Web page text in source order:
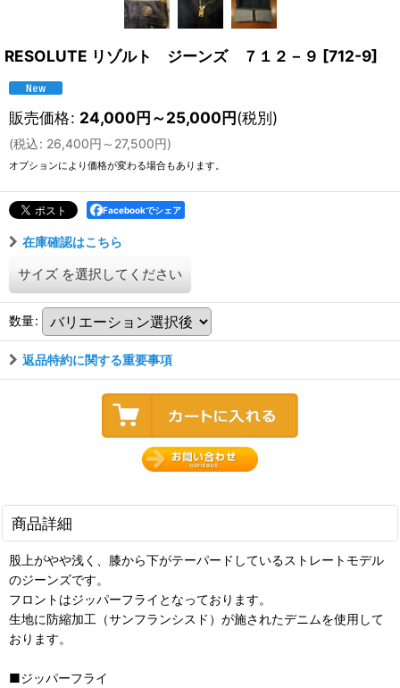
RESOLUTE リゾルト ジーンズ ７１２－９ [712-9]
販売価格: 24,000円～25,000円(税別)
(税込: 26,400円 ～27,500円)
オプションにより価格が変わる場合もあります。
Facebookでシェア
在庫確認はこちら
サイズ を選択してください
数量:
返品特約に関する重要事項
商品詳細
股上がやや浅く、膝から下がテーパードしているストレートモデル
のジーンズです。
フロントはジッパーフライとなっております。
生地に防縮加工（サンフランシスド）が施されたデニムを使用して
おります。
■ジッパーフライ